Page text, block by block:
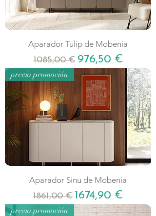
Aparador Tulip de Mobenia
Precio
1085,00 € Precio de oferta
976,50 €
precio promoción
Aparador Sinu de Mobenia
Precio
1861,00 € Precio de oferta
1674,90 €
precio promoción